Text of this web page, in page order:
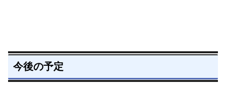
今後の予定